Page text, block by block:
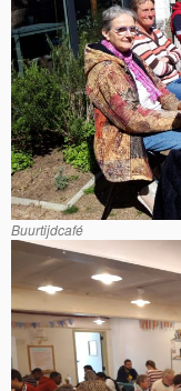
Buurtijdcafé